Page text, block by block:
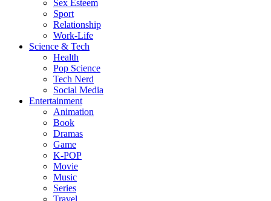
Sex Esteem
Sport
Relationship
Work-Life
Science & Tech
Health
Pop Science
Tech Nerd
Social Media
Entertainment
Animation
Book
Dramas
Game
K-POP
Movie
Music
Series
Travel